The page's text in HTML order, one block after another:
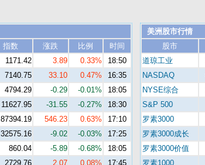
指数 涨跌 比例
时间
1171.42 3.89 0.33%
18:50
7140.75 33.10 0.47%
16:35
4794.29 -0.29 -0.01%
18:05
11627.95 -31.55 -0.27%
18:30
87394.19 546.23 0.63%
17:10
32575.16 -9.02 -0.03%
17:25
860.04 -5.89 -0.68%
18:05
2729.76 2.07 0.08%
17:45
美洲股市行情
股市
道琼工业
NASDAQ
NYSE综合
S&P 500
罗素3000
罗素3000成长
罗素3000价值
罗素1000